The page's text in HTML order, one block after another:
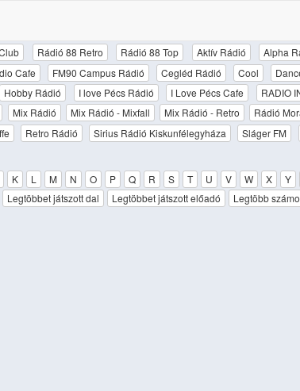
Rádió 88 Retro Rádió 88 Top Aktív Rádió Alpha
Cafe FM90 Campus Rádió Cegléd Rádió Cool
Hobby Rádió I love Pécs Rádió I Love Pécs Cafe RADIO
Mix Rádió Mix Rádió - Mixfall Mix Rádió - Retro Rádió
Retro Rádió Sirius Rádió Kiskunfélegyháza Sláger FM
K L M N O P Q R S T U V W X Y
Legtöbbet játszott dal Legtöbbet játszott előadó Legtöbb